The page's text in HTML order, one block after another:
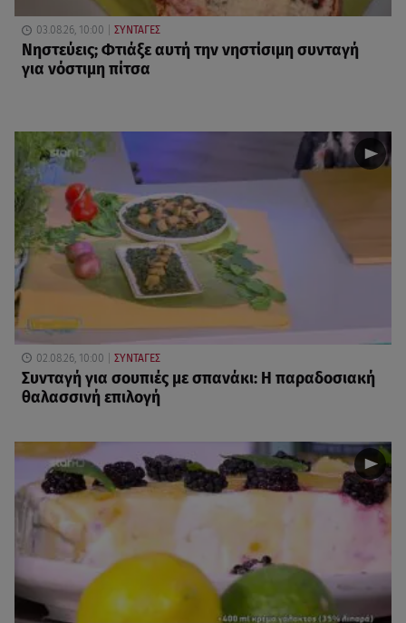
03.08.26, 10:00 ΣΥΝΤΑΓΕΣ
Νηστεύεις; Φτιάξε αυτή την νηστίσιμη συνταγή
για νόστιμη πίτσα
02.08.26, 10:00 ΣΥΝΤΑΓΕΣ
Συνταγή για σουπιές με σπανάκι: Η παραδοσιακή
θαλασσινή επιλογή